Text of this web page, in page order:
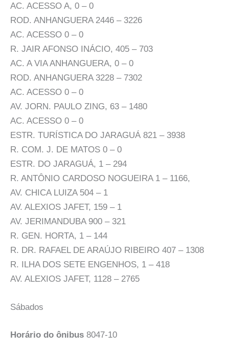
AC. ACESSO A, 0 – 0
ROD. ANHANGUERA 2446 – 3226
AC. ACESSO 0 – 0
R. JAIR AFONSO INÁCIO, 405 – 703
AC. A VIA ANHANGUERA, 0 – 0
ROD. ANHANGUERA 3228 – 7302
AC. ACESSO 0 – 0
AV. JORN. PAULO ZING, 63 – 1480
AC. ACESSO 0 – 0
ESTR. TURÍSTICA DO JARAGUÁ 821 – 3938
R. COM. J. DE MATOS 0 – 0
ESTR. DO JARAGUÁ, 1 – 294
R. ANTÔNIO CARDOSO NOGUEIRA 1 – 1166,
AV. CHICA LUIZA 504 – 1
AV. ALEXIOS JAFET, 159 – 1
AV. JERIMANDUBA 900 – 321
R. GEN. HORTA, 1 – 144
R. DR. RAFAEL DE ARAÚJO RIBEIRO 407 – 1308
R. ILHA DOS SETE ENGENHOS, 1 – 418
AV. ALEXIOS JAFET, 1128 – 2765
Sábados
Horário do ônibus 8047-10